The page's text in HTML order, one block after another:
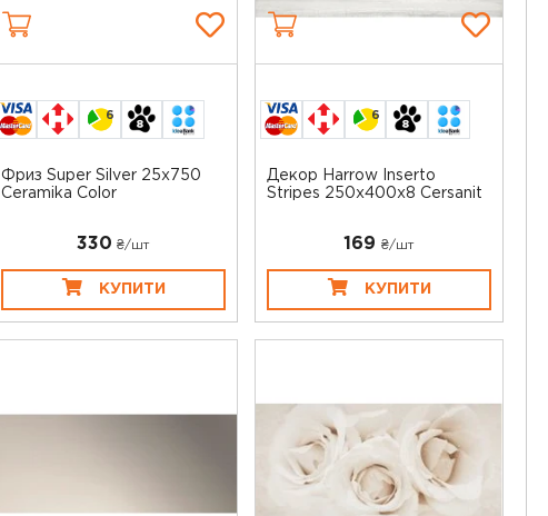
6
Фриз Super Silver 25x750
Ceramika Color
330 ₴/шт
КУПИТИ
6
Декор Harrow Inserto
Stripes 250x400x8 Cersanit
169 ₴/шт
КУПИТИ